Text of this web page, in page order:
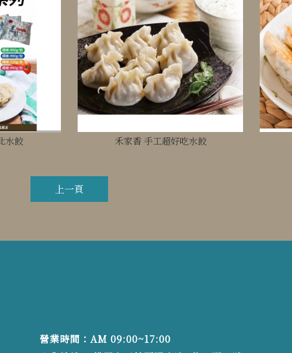
水餃 禾家香 手工超好吃水餃
上一頁
營業時間：AM 09:00~17:00